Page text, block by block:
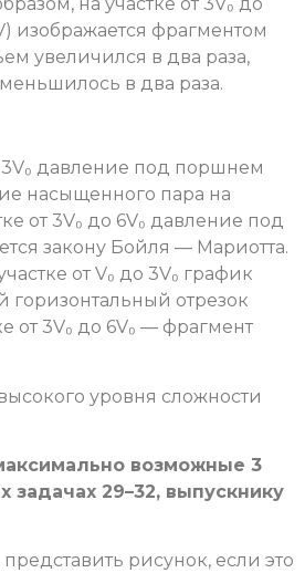
изображается фрагментом
увеличился в два раза,
в два раза.
3V₀ давление под поршнем
насыщенного пара на
от 3V₀ до 6V₀ давление под
закону Бойля — Мариотта.
от V₀ до 3V₀ график
горизонтальный отрезок
от 3V₀ до 6V₀ — фрагмент
уровня сложности
возможные 3
задачах 29–32, выпускнику
рисунок, если это